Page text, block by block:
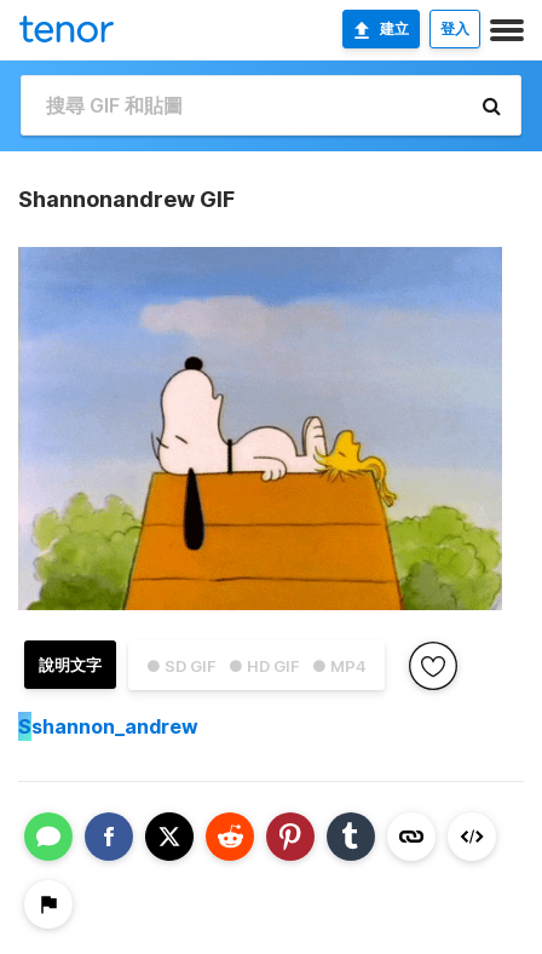
建立 登入
Shannonandrew GIF
● SD GIF ● HD GIF ● MP4
說明文字
Sshannon_andrew